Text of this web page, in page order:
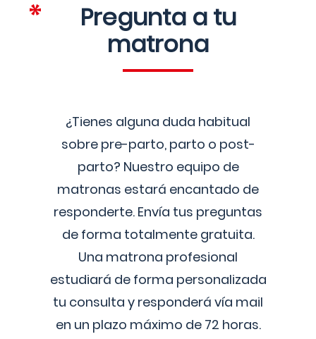
Pregunta a tu
matrona
¿Tienes alguna duda habitual
sobre pre-parto, parto o post-
parto? Nuestro equipo de
matronas estará encantado de
responderte. Envía tus preguntas
de forma totalmente gratuita.
Una matrona profesional
estudiará de forma personalizada
tu consulta y responderá vía mail
en un plazo máximo de 72 horas.